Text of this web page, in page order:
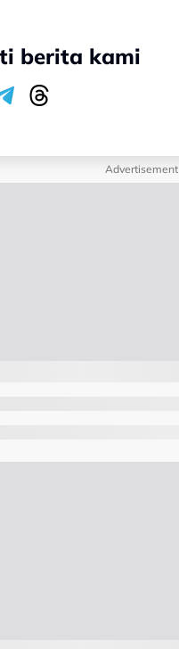
berita kami
Advertisement